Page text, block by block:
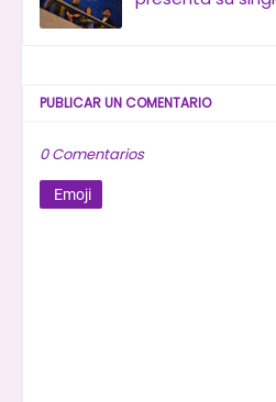
PUBLICAR UN COMENTARIO
0 Comentarios
Emoji